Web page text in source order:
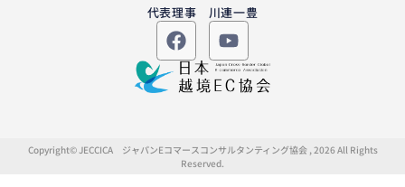
代表理事 川連一豊
Copyright© JECCICA ジャパンEコマースコンサルタンティング協会 , 2026 All Rights
Reserved.